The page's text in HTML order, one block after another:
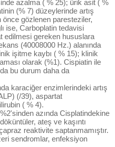
azalma ( % 25); ürik asit ( %
(% 7) düzeylerinde artış
gözlenen paresteziler,
ise, Carboplatin tedavisi
edilmesi gereken hususlara
(40008000 Hz.) alanında
işitme kaybı ( % 15); klinik
olarak (%1). Cispiatin ile
bu durum daha da
karaciğer enzimlerindeki artış
(/39), aspartat
( % 4).
azında Cisplatindekine
ateş ve kaşıntı
reaktivite saptanmamıştır.
sendromlar, enfeksiyon